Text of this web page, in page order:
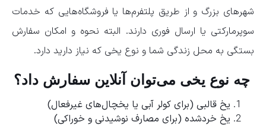
شهرهای بزرگ و از طریق پلتفرم‌ها یا فروشگاه‌هایی که خدمات
سوپرمارکتی یا ارسال فوری دارند. البته نحوه و امکان سفارش
بستگی به محل زندگی شما و نوع یخی که نیاز دارید دارد.
چه نوع یخی می‌توان آنلاین سفارش داد؟
یخ قالبی (برای کولر آبی یا یخچال‌های غیرفعال)
یخ خردشده (برای مصارف نوشیدنی و خوراکی)